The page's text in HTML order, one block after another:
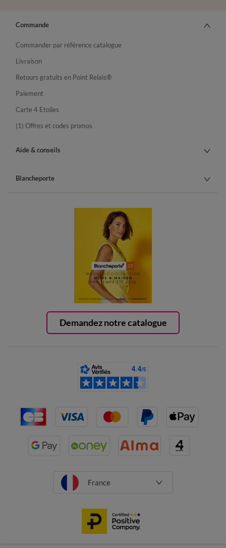
Demandez notre catalogue
Commande
Commander par référence catalogue
Livraison
Retours gratuits en Point Relais®
Paiement
Carte 4 Etoiles
(1) Offres et codes promos
Aide & conseils
Blancheporte
France